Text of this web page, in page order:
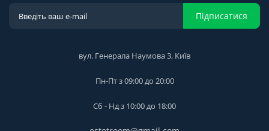
Підписатися
вул. Генерала Наумова 3, Київ
Пн-Пт з 09:00 до 20:00
Сб - Нд з 10:00 до 18:00